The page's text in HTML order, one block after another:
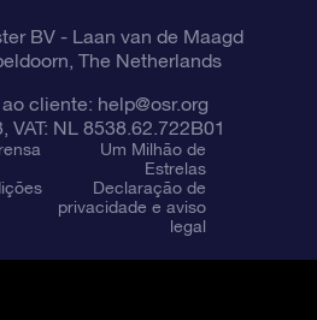
BV- Laan van de Maagd
The Netherlands
cliente: help@osr.org
VAT: NL 8538.62.722B01
Um Milhão de
Estrelas
Declaração de
privacidade e aviso
legal